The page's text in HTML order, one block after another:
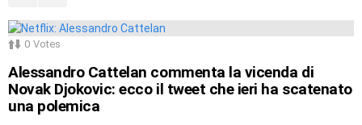
0 Votes
Alessandro Cattelan commenta la vicenda di
Novak Djokovic: ecco il tweet che ieri ha scatenato
una polemica